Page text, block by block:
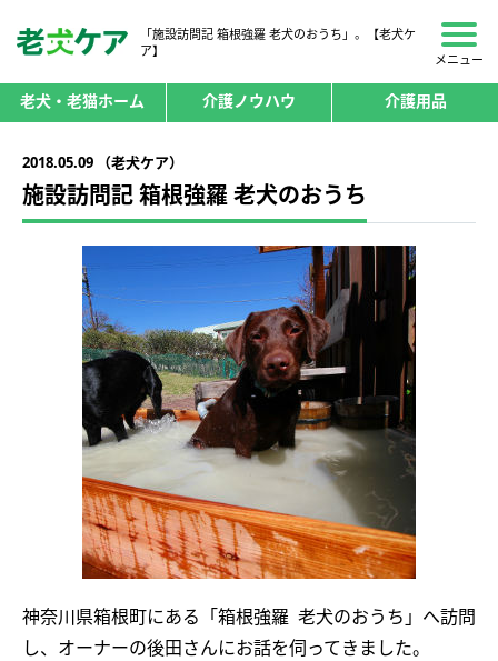
「施設訪問記 箱根強羅 老犬のおうち」。【老犬ケ
ア】
メニュー
老犬・老猫ホーム 介護ノウハウ 介護用品
2018.05.09 （老犬ケア）
施設訪問記 箱根強羅 老犬のおうち
神奈川県箱根町にある「箱根強羅 老犬のおうち」へ訪問
し、オーナーの後田さんにお話を伺ってきました。